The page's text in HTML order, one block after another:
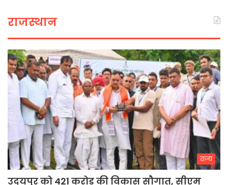
राजस्थान
राज्य
उदयपुर को 421 करोड़ की विकास सौगात, सीएम